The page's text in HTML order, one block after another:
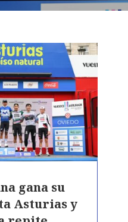
gana su
Asturias y